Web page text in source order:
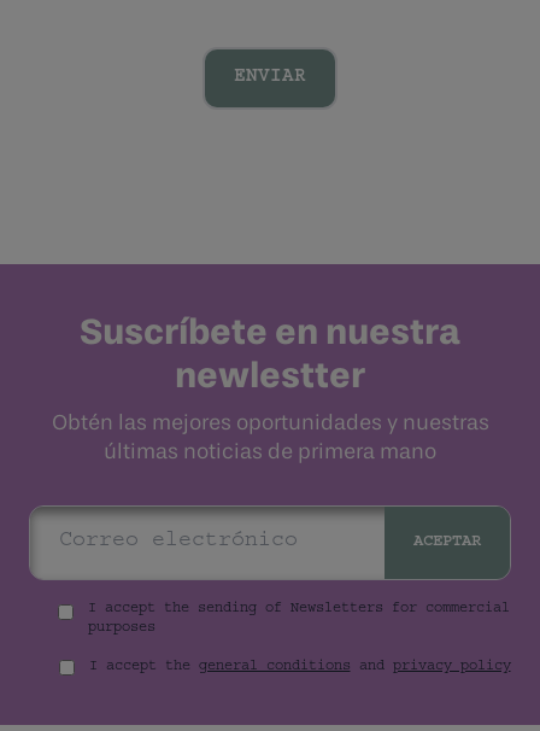
ENVIAR
Suscríbete en nuestra
newlestter
Obtén las mejores oportunidades y nuestras
últimas noticias de primera mano
ACEPTAR
I accept the sending of Newsletters for commercial
purposes
I accept the general conditions and privacy policy